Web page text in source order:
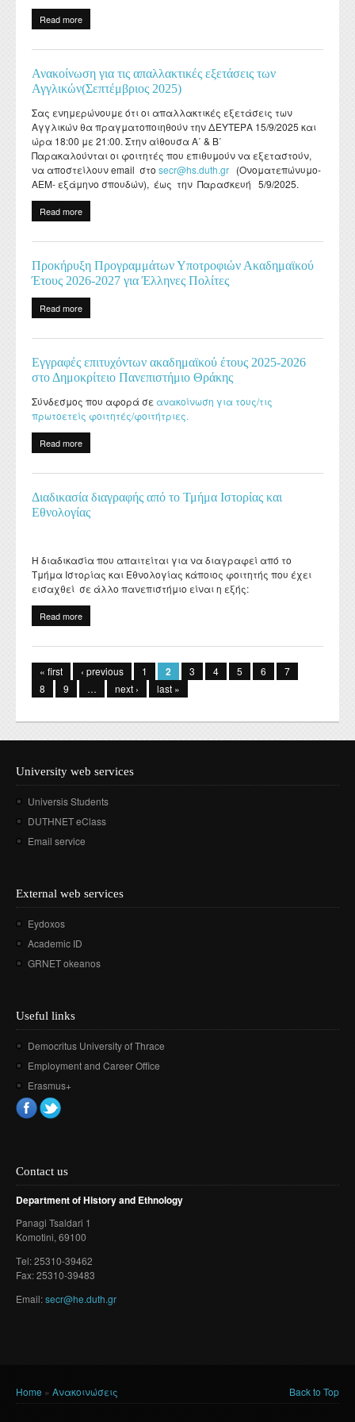
Διάρκεια φοίτησης
Αρχιτεκτονικής Κληρονομιάς: Διεπιστημονικές
Πολιτισμικές Σπουδές: Νέος Ελληνισμός και Βαλκάνια
Laboratory of Modern and Contemporary History
Laboratory of Byzantine and Post-Byzantine Research
Laboratory of Technology, Research, and Applications in
Education
Healthcare
Σύλλογος αποφοίτων
Regulations for Undergraduate Dissertations
Regulations for Doctoral Studies
Regulations for Postdoctoral Research
Contact
Read more
Ανακοίνωση για τις απαλλακτικές εξετάσεις των
Αγγλικών(Σεπτέμβριος 2025)
Σας ενημερώνουμε ότι οι απαλλακτικές εξετάσεις των
Αγγλικών θα πραγματοποιηθούν την ΔΕΥΤΕΡΑ 15/9/2025 και
ώρα 18:00 με 21:00. Στην αίθουσα Α΄ & Β΄
Παρακαλούνται οι φοιτητές που επιθυμούν να εξεταστούν,
να αποστείλουν email στο secr@hs.duth.gr (Ονοματεπώνυμο-
ΑΕΜ- εξάμηνο σπουδών), έως την Παρασκευή 5/9/2025.
Read more
Προκήρυξη Προγραμμάτων Υποτροφιών Ακαδημαϊκού
Έτους 2026-2027 για Έλληνες Πολίτες
Read more
Εγγραφές επιτυχόντων ακαδημαϊκού έτους 2025-2026
στο Δημοκρίτειο Πανεπιστήμιο Θράκης
Σύνδεσμος που αφορά σε ανακοίνωση για τους/τις
πρωτοετείς φοιτητές/φοιτήτριες.
Read more
Διαδικασία διαγραφής από το Τμήμα Ιστορίας και
Εθνολογίας
Η διαδικασία που απαιτείται για να διαγραφεί από το
Τμήμα Ιστορίας και Εθνολογίας κάποιος φοιτητής που έχει
εισαχθεί σε άλλο πανεπιστήμιο είναι η εξής:
Read more
« first ‹ previous 1 2 3 4 5 6
7
8
9 … next › last »
University web services
Universis Students
DUTHNET eClass
Email service
External web services
Eydoxos
Academic ID
GRNET okeanos
Useful links
Democritus University of Thrace
Employment and Career Office
Erasmus+
Contact us
Department of History and Ethnology
Panagi Tsaldari 1
Komotini, 69100
Τel: 25310-39462
Fax: 25310-39483
Email:secr@he.duth.gr
You are here
Home » Ανακοινώσεις Back to Top